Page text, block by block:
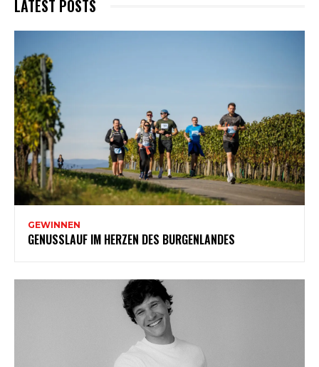
LATEST POSTS
GEWINNEN
GENUSSLAUF IM HERZEN DES BURGENLANDES